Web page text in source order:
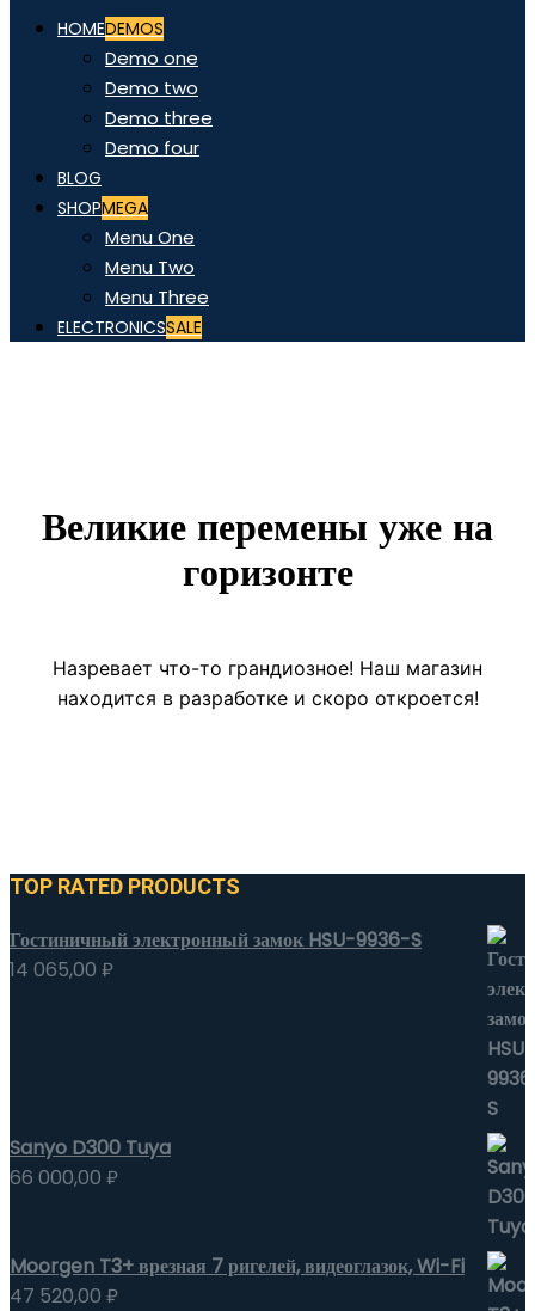
HOMEDEMOS
Demo one
Demo two
Demo three
Demo four
BLOG
SHOPMEGA
Menu One
Menu Two
Menu Three
ELECTRONICSSALE
Великие перемены уже на
горизонте
Назревает что-то грандиозное! Наш магазин
находится в разработке и скоро откроется!
TOP RATED PRODUCTS
Гостиничный электронный замок HSU-9936-S
14 065,00 ₽
Sanyo D300 Tuya
66 000,00 ₽
Moorgen T3+ врезная 7 ригелей, видеоглазок, Wi-Fi
47 520,00 ₽